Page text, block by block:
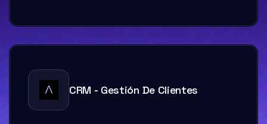
CRM - Gestión De Clientes